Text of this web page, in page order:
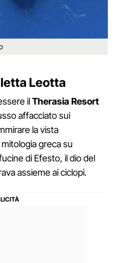
Leotta
ilTherasiaResort
affacciato sui
la vista
greca su
di Efesto, il dio del
assieme ai ciclopi.